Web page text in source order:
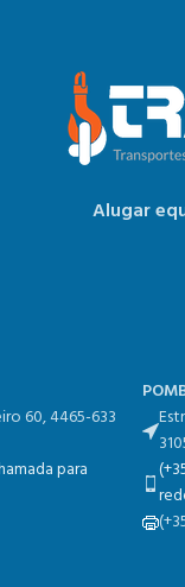
Alugar
60, 4465-633
para